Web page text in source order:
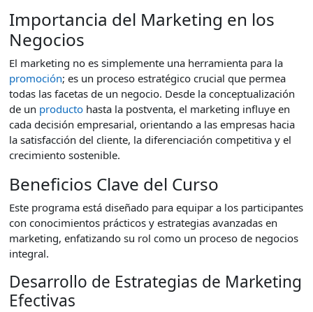
Importancia del Marketing en los
Negocios
El marketing no es simplemente una herramienta para la
promoción; es un proceso estratégico crucial que permea
todas las facetas de un negocio. Desde la conceptualización
de un producto hasta la postventa, el marketing influye en
cada decisión empresarial, orientando a las empresas hacia
la satisfacción del cliente, la diferenciación competitiva y el
crecimiento sostenible.
Beneficios Clave del Curso
Este programa está diseñado para equipar a los participantes
con conocimientos prácticos y estrategias avanzadas en
marketing, enfatizando su rol como un proceso de negocios
integral.
Desarrollo de Estrategias de Marketing
Efectivas